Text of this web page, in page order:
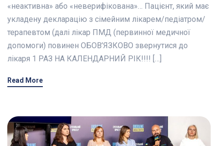
«неактивна» або «неверифікована»… Пацієнт, який має
укладену декларацію з сімейним лікарем/педіатром/
терапевтом (далі лікар ПМД (первинної медичної
допомоги) повинен ОБОВ’ЯЗКОВО звернутися до
лікаря 1 РАЗ НА КАЛЕНДАРНИЙ РІК!!!! […]
Read More